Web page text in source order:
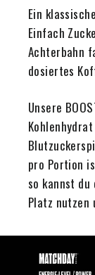
Ein
Einfach
Achterbahn
dosiertes
Unsere
pro Portion
so kannst
Platz nutzen